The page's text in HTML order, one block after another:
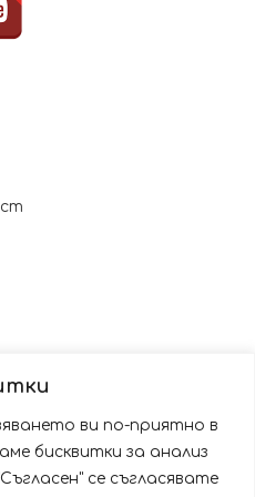
ви по-приятно в
бисквитки за анализ
се съгласявате